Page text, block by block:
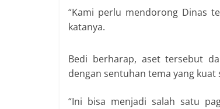
“Kami perlu mendorong Dinas
katanya.
Bedi berharap, aset tersebut
dengan sentuhan tema yang
“Ini bisa menjadi salah satu